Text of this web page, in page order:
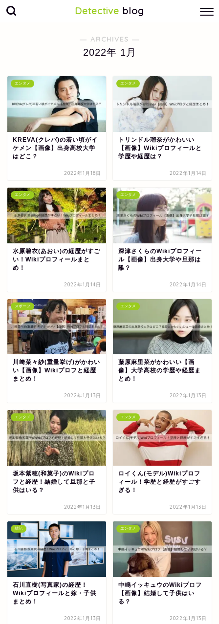
Detective blog
― ARCHIVES ―
2022年 1月
エンタメ
KREVA(クレバ)の若い頃がイ
ケメン【画像】出身高校大学
はどこ？
2022年1月18日
エンタメ
トリンドル瑠奈がかわいい
【画像】Wikiプロフィールと
学歴や経歴は？
2022年1月14日
エンタメ
水原碧衣(あおい)の経歴がすご
い！Wikiプロフィールまと
め！
2022年1月14日
エンタメ
深津さくらのWikiプロフィー
ル【画像】出身大学や旦那は
誰？
2022年1月14日
スポーツ
川﨑菜々紗(重量挙げ)がかわい
い【画像】Wikiプロフと経歴
まとめ！
2022年1月13日
エンタメ
藤原麻里菜がかわいい【画
像】大学高校の学歴や経歴ま
とめ！
2022年1月13日
エンタメ
坂本紫穂(和菓子)のWikiプロ
フと経歴！結婚して旦那と子
供はいる？
2022年1月13日
エンタメ
ロイくん(モデル)Wikiプロフ
ィール！学歴と経歴がすごす
ぎる！
2022年1月13日
雑記
石川直樹(写真家)の経歴！
Wikiプロフィールと嫁・子供
まとめ！
2022年1月13日
エンタメ
中嶋イッキュウのWikiプロフ
【画像】結婚して子供はい
る？
2022年1月13日